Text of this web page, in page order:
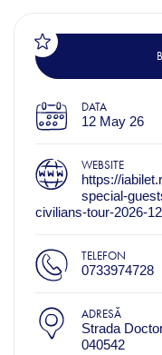
DATA
12 May 26
WEBSITE
https://
special-
civilians-tour-2026-
TELEFON
0733974728
ADRESĂ
Strada
040542